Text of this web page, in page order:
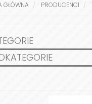
GŁÓWNA PRODUCENCI